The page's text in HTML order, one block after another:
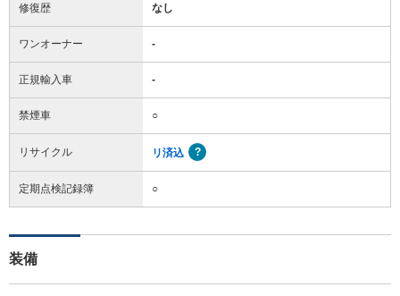
修復歴 なし
ワンオーナー -
正規輸入車 -
禁煙車 ○
リサイクル リ済込
定期点検記録簿 ○
装備